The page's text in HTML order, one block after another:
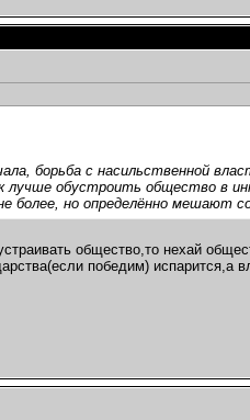
борьба с насильственной
обустроить общество в
более, но определённо мешают
общество,то нехай
победим) испарится,а